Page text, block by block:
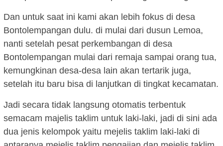
Dan untuk saat ini kami akan lebih fokus di desa
Bontolempangan dulu. di mulai dari dusun Lemoa,
nanti setelah pesat perkembangan di desa
Bontolempangan mulai dari remaja sampai orang tua,
kemungkinan desa-desa lain akan tertarik juga,
setelah itu baru bisa di lanjutkan di tingkat kecamatan.
Jadi secara tidak langsung otomatis terbentuk
semacam majelis taklim untuk laki-laki, jadi di sini ada
dua jenis kelompok yaitu mejelis taklim laki-laki di